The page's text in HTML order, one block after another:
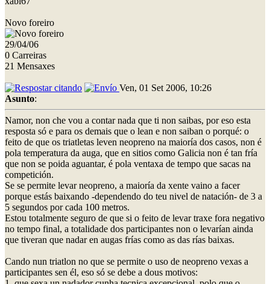
Novo foreiro
29/04/06
0 Carreiras
21 Mensaxes
Ven, 01 Set 2006, 10:26
Asunto:
Namor, non che vou a contar nada que ti non saibas, por eso esta
resposta só e para os demais que o lean e non saiban o porqué: o
feito de que os triatletas leven neopreno na maioría dos casos, non é
pola temperatura da auga, que en sitios como Galicia non é tan fría
que non se poida aguantar, é pola ventaxa de tempo que sacas na
competición.
Se se permite levar neopreno, a maioría da xente vaino a facer
porque estás baixando -dependendo do teu nivel de natación- de 3 a
5 segundos por cada 100 metros.
Estou totalmente seguro de que si o feito de levar traxe fora negativo
no tempo final, a totalidade dos participantes non o levarían ainda
que tiveran que nadar en augas frías como as das rías baixas.
Cando nun triatlon no que se permite o uso de neopreno vexas a
participantes sen él, eso só se debe a dous motivos: